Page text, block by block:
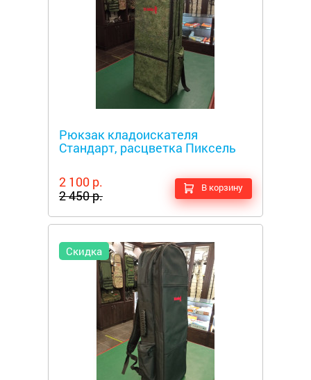
Рюкзак кладоискателя
Стандарт, расцветка Пиксель
2 100 р.
2 450 р.
В корзину
Скидка